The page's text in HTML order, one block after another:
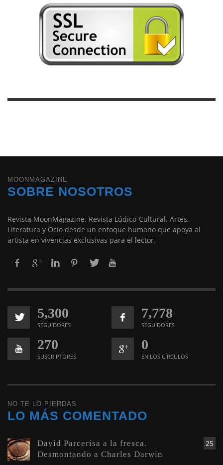
MOONMAGAZINE
SOBRE NOSOTROS
Revista MoonMagazine. Revista Lúdico-Cultural. Artes,
Literatura y Ocio desde un enfoque humano que apoya al
artista en vivencias exclusivas para el lector.
5,300
SEGUIDORES
7,778
SEGUIDORES
270
SUSCRIPTORES
0
EN LOS CÍRCULOS
NO TE LO PIERDAS
LO MÁS COMENTADO
25
David Parcerisa a la fresca.
Desmontando a Charles Darwin